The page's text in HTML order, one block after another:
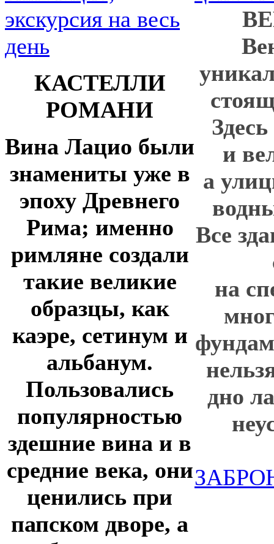
КАСТЕЛЛИ
РОМАНИ
Вина Лацио были
знамениты уже в
эпоху Древнего
Рима; именно
римляне создали
такие великие
образцы, как
каэре, сетинум и
альбанум.
Пользовались
популярностью
здешние вина и в
средние века, они
ценились при
папском дворе, а
и
а
Все
на
дно